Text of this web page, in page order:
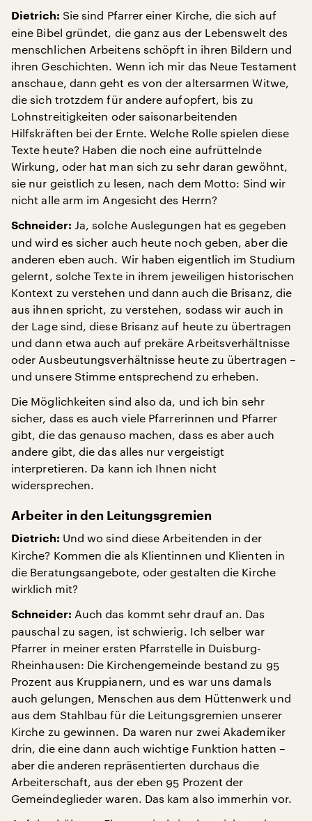
Dietrich: Sie sind Pfarrer einer Kirche, die sich auf
eine Bibel gründet, die ganz aus der Lebenswelt des
menschlichen Arbeitens schöpft in ihren Bildern und
ihren Geschichten. Wenn ich mir das Neue Testament
anschaue, dann geht es von der altersarmen Witwe,
die sich trotzdem für andere aufopfert, bis zu
Lohnstreitigkeiten oder saisonarbeitenden
Hilfskräften bei der Ernte. Welche Rolle spielen diese
Texte heute? Haben die noch eine aufrüttelnde
Wirkung, oder hat man sich zu sehr daran gewöhnt,
sie nur geistlich zu lesen, nach dem Motto: Sind wir
nicht alle arm im Angesicht des Herrn?
Schneider: Ja, solche Auslegungen hat es gegeben
und wird es sicher auch heute noch geben, aber die
anderen eben auch. Wir haben eigentlich im Studium
gelernt, solche Texte in ihrem jeweiligen historischen
Kontext zu verstehen und dann auch die Brisanz, die
aus ihnen spricht, zu verstehen, sodass wir auch in
der Lage sind, diese Brisanz auf heute zu übertragen
und dann etwa auch auf prekäre Arbeitsverhältnisse
oder Ausbeutungsverhältnisse heute zu übertragen –
und unsere Stimme entsprechend zu erheben.
Die Möglichkeiten sind also da, und ich bin sehr
sicher, dass es auch viele Pfarrerinnen und Pfarrer
gibt, die das genauso machen, dass es aber auch
andere gibt, die das alles nur vergeistigt
interpretieren. Da kann ich Ihnen nicht
widersprechen.
Arbeiter in den Leitungsgremien
Dietrich: Und wo sind diese Arbeitenden in der
Kirche? Kommen die als Klientinnen und Klienten in
die Beratungsangebote, oder gestalten die Kirche
wirklich mit?
Schneider: Auch das kommt sehr drauf an. Das
pauschal zu sagen, ist schwierig. Ich selber war
Pfarrer in meiner ersten Pfarrstelle in Duisburg-
Rheinhausen: Die Kirchengemeinde bestand zu 95
Prozent aus Kruppianern, und es war uns damals
auch gelungen, Menschen aus dem Hüttenwerk und
aus dem Stahlbau für die Leitungsgremien unserer
Kirche zu gewinnen. Da waren nur zwei Akademiker
drin, die eine dann auch wichtige Funktion hatten –
aber die anderen repräsentierten durchaus die
Arbeiterschaft, aus der eben 95 Prozent der
Gemeindeglieder waren. Das kam also immerhin vor.